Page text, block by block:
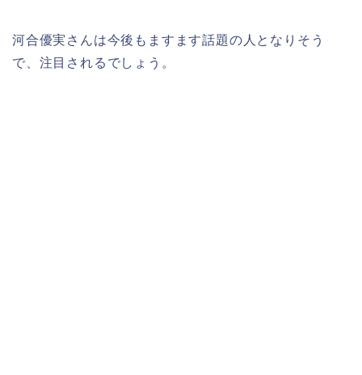
河合優実さんは今後もますます話題の人となりそう
で、注目されるでしょう。